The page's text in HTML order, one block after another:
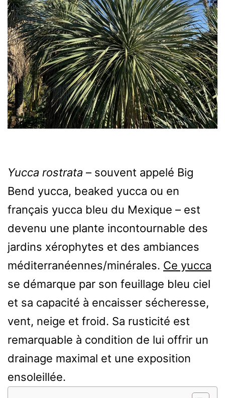
Yucca rostrata – souvent appelé Big
Bend yucca, beaked yucca ou en
français yucca bleu du Mexique – est
devenu une plante incontournable des
jardins xérophytes et des ambiances
méditerranéennes/minérales. Ce yucca
se démarque par son feuillage bleu ciel
et sa capacité à encaisser sécheresse,
vent, neige et froid. Sa rusticité est
remarquable à condition de lui offrir un
drainage maximal et une exposition
ensoleillée.